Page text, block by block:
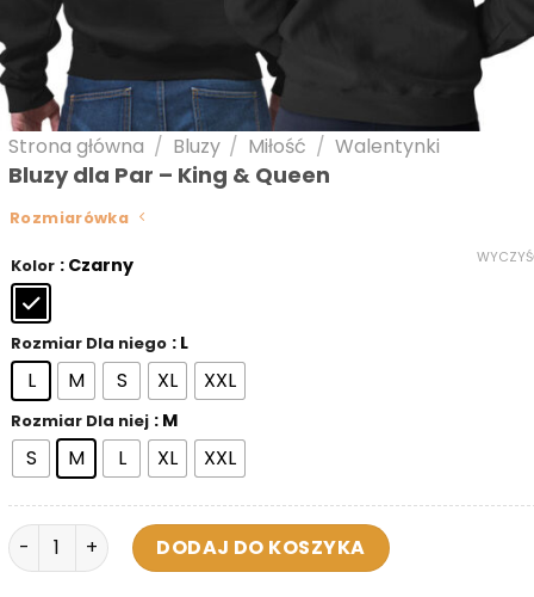
Strona główna / Bluzy / Miłość / Walentynki
Bluzy dla Par – King & Queen
Rozmiarówka
Kolor : Czarny
Rozmiar Dla niego : L
L M S XL XXL
Rozmiar Dla niej : M
S M L XL XXL
ilość Bluzy dla Par - King & Queen
DODAJ DO KOSZYKA